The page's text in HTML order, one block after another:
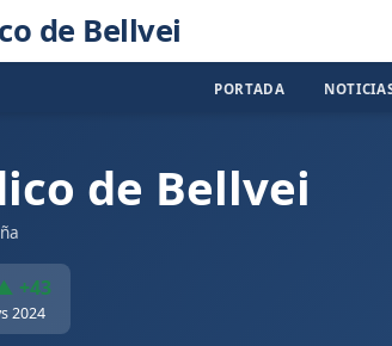
de Bellvei
PORTADA
de Bellvei
+43
2024